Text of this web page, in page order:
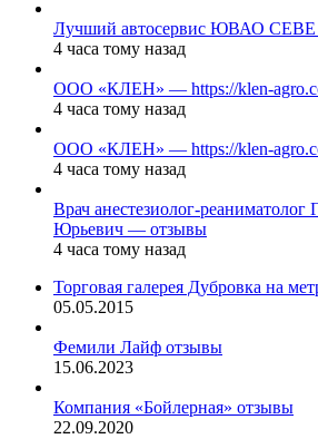
Лучший автосервис ЮВАО
4 часа тому назад
ООО «КЛЕН» — https://klen-
4 часа тому назад
ООО «КЛЕН» — https://klen-
4 часа тому назад
Врач анестезиолог-реаниматолог
Юрьевич — отзывы
4 часа тому назад
Торговая галерея Дубровка на
05.05.2015
Фемили Лайф отзывы
15.06.2023
Компания «Бойлерная» отзывы
22.09.2020